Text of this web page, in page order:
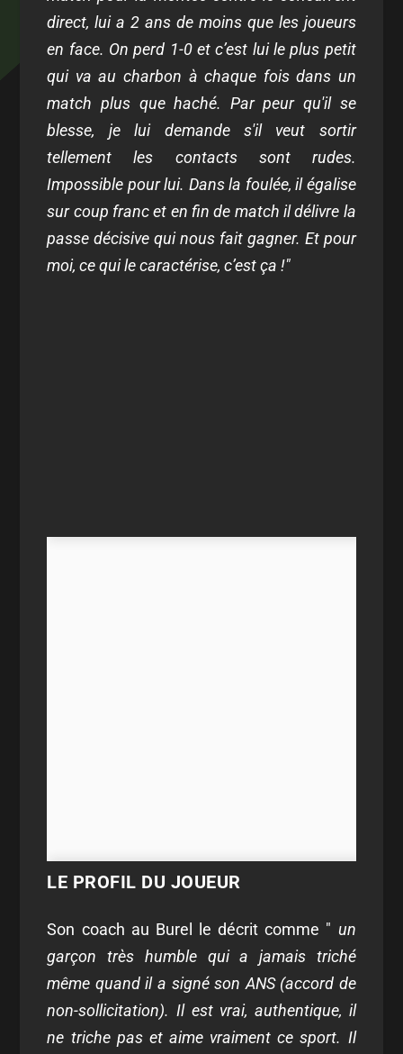
direct, lui a 2 ans de moins que les joueurs
en face. On perd 1-0 et c’est lui le plus petit
qui va au charbon à chaque fois dans un
match plus que haché. Par peur qu'il se
blesse, je lui demande s'il veut sortir
tellement les contacts sont rudes.
Impossible pour lui. Dans la foulée, il égalise
sur coup franc et en fin de match il délivre la
passe décisive qui nous fait gagner. Et pour
moi, ce qui le caractérise, c’est ça !"
LE PROFIL DU JOUEUR
Son coach au Burel le décrit comme " un
garçon très humble qui a jamais triché
même quand il a signé son ANS (accord de
non-sollicitation). Il est vrai, authentique, il
ne triche pas et aime vraiment ce sport. Il